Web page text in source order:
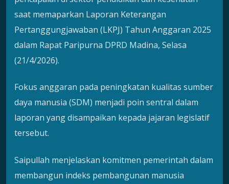
saat memaparkan Laporan Keterangan
Pertanggungjawaban (LKPJ) Tahun Anggaran 2025
dalam Rapat Paripurna DPRD Madina, Selasa
(21/4/2026).
Fokus anggaran pada peningkatan kualitas sumber
daya manusia (SDM) menjadi poin sentral dalam
laporan yang disampaikan kepada jajaran legislatif
tersebut.
Saipullah menjelaskan komitmen pemerintah dalam
membangun indeks pembangunan manusia